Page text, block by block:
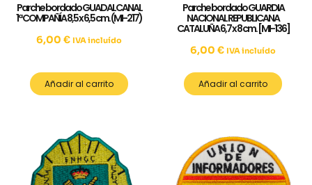
Parche bordado GUADALCANAL
1ª COMPAÑÍA 8,5 x 6,5 cm. (MI-217)
6,00 € IVA incluído
Añadir al carrito
Parche bordado GUARDIA
NACIONAL REPUBLICANA
CATALUÑA 6,7 x 8 cm. [MI-136]
6,00 € IVA incluído
Añadir al carrito